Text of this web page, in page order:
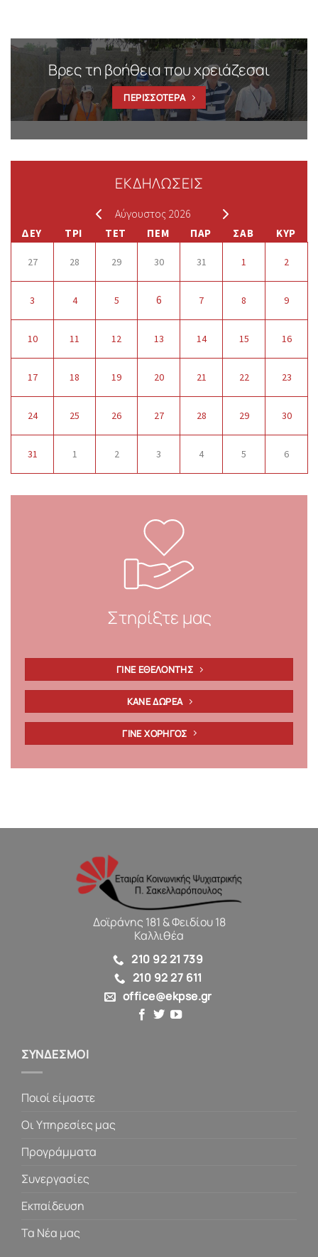
Βρες τη βοήθεια που χρειάζεσαι
ΠΕΡΙΣΣΟΤΕΡΑ
ΕΚΔΗΛΩΣΕΙΣ
Αύγουστος 2026
ΔΕΥ ΤΡΙ ΤΕΤ ΠΕΜ ΠΑΡ ΣΑΒ ΚΥΡ
27 28 29 30 31 1 2
3 4 5 6 7 8 9
10 11 12 13 14 15 16
17 18 19 20 21 22 23
24 25 26 27 28 29 30
31 1 2 3 4 5 6
Στηρίξτε μας
ΓΙΝΕ ΕΘΕΛΟΝΤΗΣ
ΚΑΝΕ ΔΩΡΕΑ
ΓΙΝΕ ΧΟΡΗΓΟΣ
Δοϊράνης 181 & Φειδίου 18
Καλλιθέα
210 92 21 739
210 92 27 611
office@ekpse.gr
ΣΥΝΔΕΣΜΟΙ
Ποιοί είμαστε
Οι Υπηρεσίες μας
Προγράμματα
Συνεργασίες
Εκπαίδευση
Τα Νέα μας